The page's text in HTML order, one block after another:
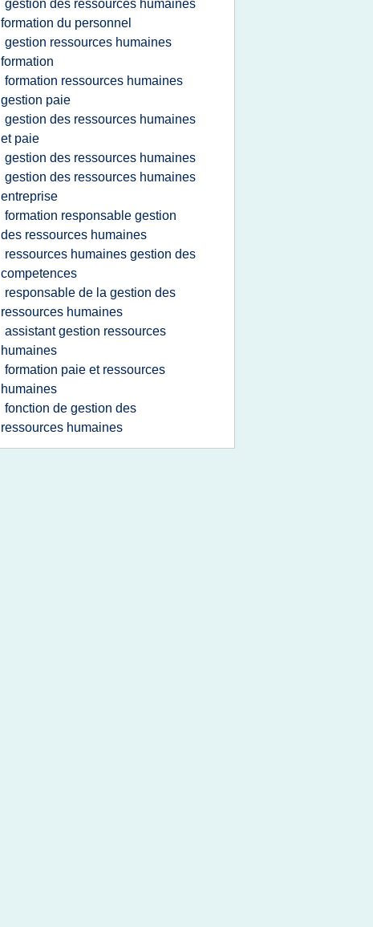
gestion des ressources humaines
formation du personnel
gestion ressources humaines
formation
formation ressources humaines
gestion paie
gestion des ressources humaines
et paie
gestion des ressources humaines
gestion des ressources humaines
entreprise
formation responsable gestion
des ressources humaines
ressources humaines gestion des
competences
responsable de la gestion des
ressources humaines
assistant gestion ressources
humaines
formation paie et ressources
humaines
fonction de gestion des
ressources humaines